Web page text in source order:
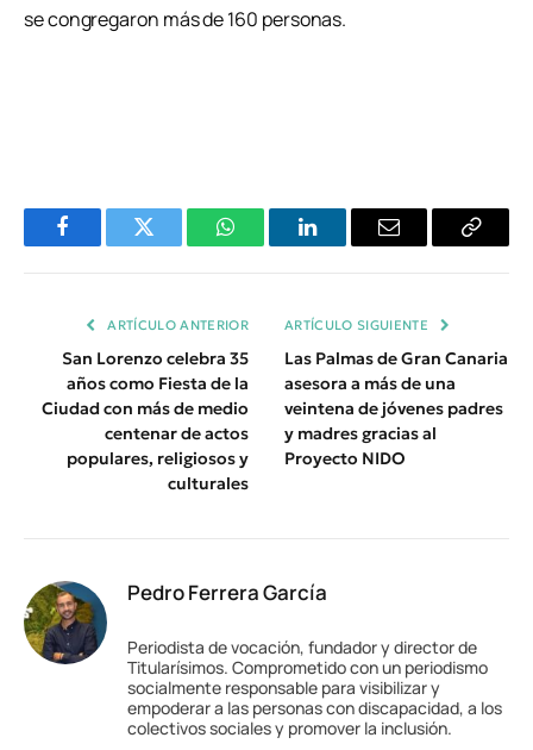
se congregaron más de 160 personas.
FacebookTwitter WhatsAppLinkedInEmail
Copiar
ARTÍCULO ANTERIOR
San Lorenzo celebra 35
años como Fiesta de la
Ciudad con más de medio
centenar de actos
populares, religiosos y
culturales
ARTÍCULO SIGUIENTE
Las Palmas de Gran Canaria
asesora a más de una
veintena de jóvenes padres
y madres gracias al
Proyecto NIDO
Pedro Ferrera García
Periodista de vocación, fundador y director de
Titularísimos. Comprometido con un periodismo
socialmente responsable para visibilizar y
empoderar a las personas con discapacidad, a los
colectivos sociales y promover la inclusión.